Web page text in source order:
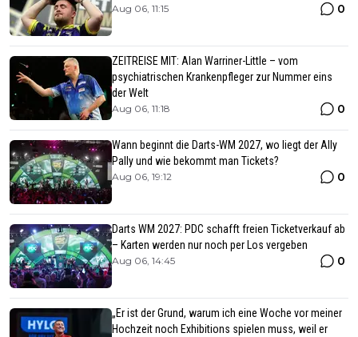
Aug 06, 11:15 0
ZEITREISE MIT: Alan Warriner-Little – vom
psychiatrischen Krankenpfleger zur Nummer eins
der Welt
Aug 06, 11:18 0
Wann beginnt die Darts-WM 2027, wo liegt der Ally
Pally und wie bekommt man Tickets?
Aug 06, 19:12 0
Darts WM 2027: PDC schafft freien Ticketverkauf ab
– Karten werden nur noch per Los vergeben
Aug 06, 14:45 0
„Er ist der Grund, warum ich eine Woche vor meiner
Hochzeit noch Exhibitions spielen muss, weil er